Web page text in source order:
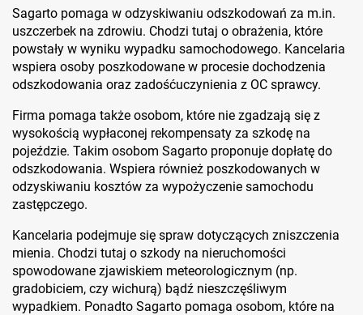
Sagarto pomaga w odzyskiwaniu odszkodowań za m.in.
uszczerbek na zdrowiu. Chodzi tutaj o obrażenia, które
powstały w wyniku wypadku samochodowego. Kancelaria
wspiera osoby poszkodowane w procesie dochodzenia
odszkodowania oraz zadośćuczynienia z OC sprawcy.
Firma pomaga także osobom, które nie zgadzają się z
wysokością wypłaconej rekompensaty za szkodę na
pojeździe. Takim osobom Sagarto proponuje dopłatę do
odszkodowania. Wspiera również poszkodowanych w
odzyskiwaniu kosztów za wypożyczenie samochodu
zastępczego.
Kancelaria podejmuje się spraw dotyczących zniszczenia
mienia. Chodzi tutaj o szkody na nieruchomości
spowodowane zjawiskiem meteorologicznym (np.
gradobiciem, czy wichurą) bądź nieszczęśliwym
wypadkiem. Ponadto Sagarto pomaga osobom, które na